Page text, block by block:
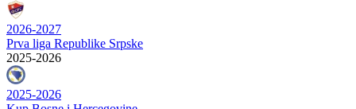
2026-2027
Prva liga Republike Srpske
2025-2026
2025-2026